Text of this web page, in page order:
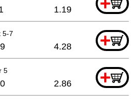
1.19
5-7 +
4.28
5 +
2.86